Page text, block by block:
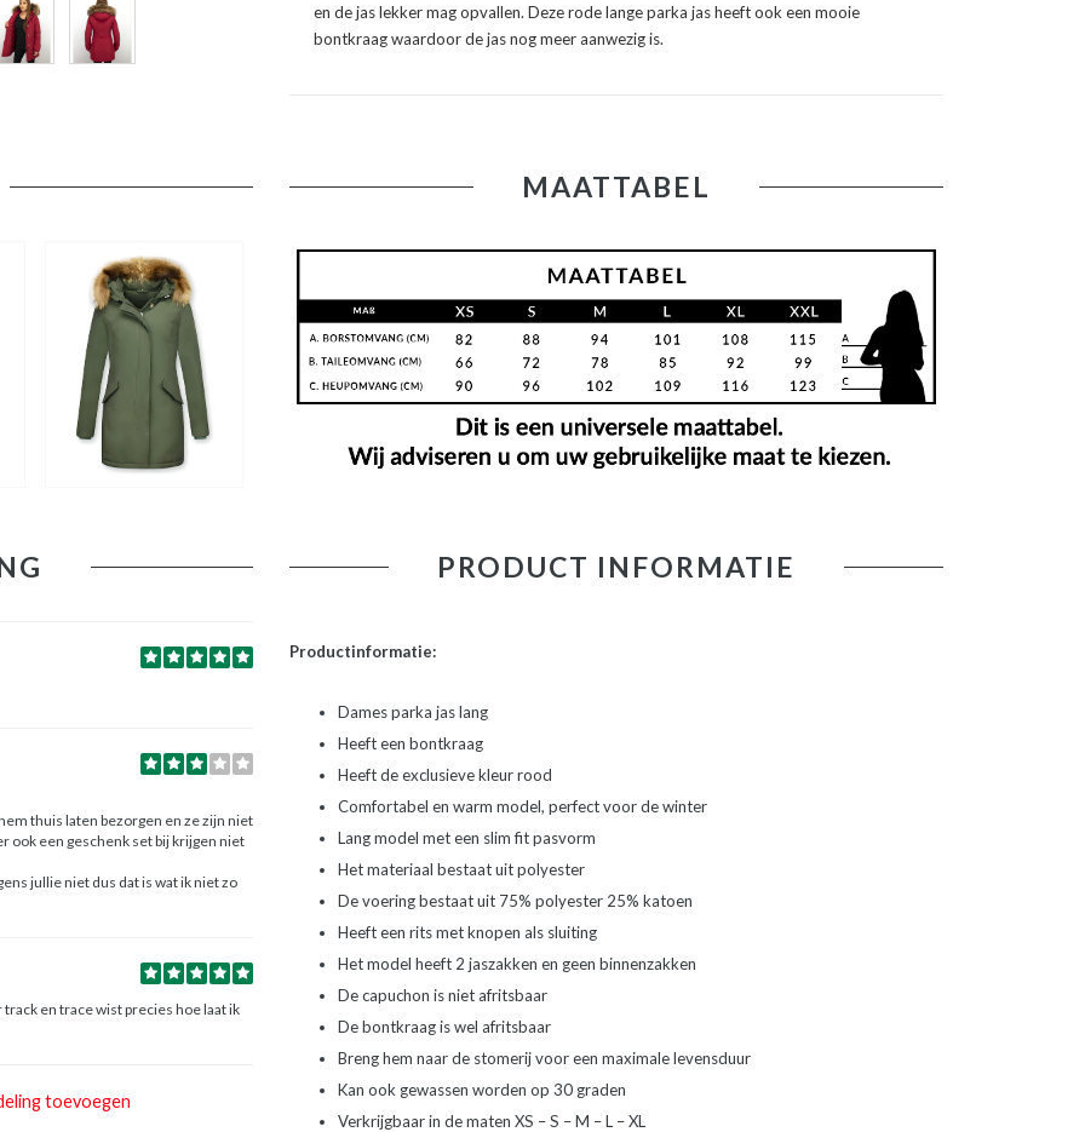
en de jas lekker mag opvallen. Deze rode lange parka jas heeft ook een mooie
bontkraag waardoor de jas nog meer aanwezig is.
MAATTABEL
thuis laten bezorgen en ze zijn niet
ook een geschenk set bij krijgen niet
jullie niet dus dat is wat ik niet zo
en trace wist precies hoe laat ik
toevoegen
PRODUCT INFORMATIE
Productinformatie:
Dames parka jas lang
Heeft een bontkraag
Heeft de exclusieve kleur rood
Comfortabel en warm model, perfect voor de winter
Lang model met een slim fit pasvorm
Het materiaal bestaat uit polyester
De voering bestaat uit 75% polyester 25% katoen
Heeft een rits met knopen als sluiting
Het model heeft 2 jaszakken en geen binnenzakken
De capuchon is niet afritsbaar
De bontkraag is wel afritsbaar
Breng hem naar de stomerij voor een maximale levensduur
Kan ook gewassen worden op 30 graden
Verkrijgbaar in de maten XS – S – M – L – XL